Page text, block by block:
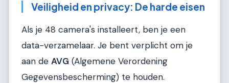
Veiligheid en privacy: De harde eisen
Als je 48 camera's installeert, ben je een
data-verzamelaar. Je bent verplicht om je
aan de AVG (Algemene Verordening
Gegevensbescherming) te houden.